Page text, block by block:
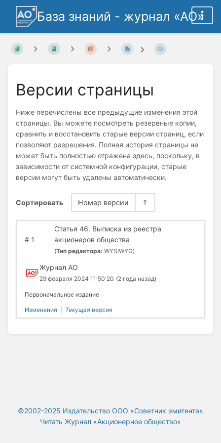
База знаний - журнал «АО»
Версии страницы
Ниже перечислены все предыдущие изменения этой
страницы. Вы можете посмотреть резервные копии,
сравнить и восстановить старые версии страниц, если
позволяют разрешения. Полная история страницы не
может быть полностью отражена здесь, поскольку, в
зависимости от системной конфигурации, старые
версии могут быть удалены автоматически.
Сортировать Номер версии
#1
Статья 46. Выписка из реестра
акционеров общества
(Тип редактора: WYSIWYG)
Журнал АО
29 февраля 2024 11:50:20 (2 года назад)
Первоначальное издание
Изменения Текущая версия
©2002-2025 Издательство ООО «‎Советник эмитента»
Читать Журнал «Акционерное общество»